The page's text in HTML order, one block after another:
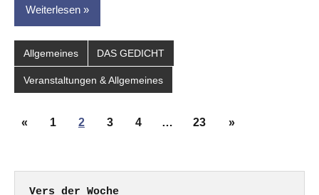
Weiterlesen
Allgemeines DAS GEDICHT
Veranstaltungen & Allgemeines
Seitennummerierung
«Vorherige
1 2 3 4 … 23
Nächste
»
Vers der Woche